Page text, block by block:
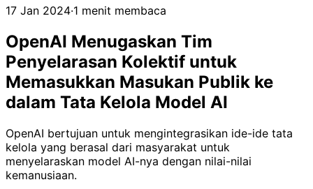
17 Jan 2024·1 menit membaca
OpenAI Menugaskan Tim
Penyelarasan Kolektif untuk
Memasukkan Masukan Publik ke
dalam Tata Kelola Model AI
OpenAI bertujuan untuk mengintegrasikan ide-ide tata
kelola yang berasal dari masyarakat untuk
menyelaraskan model AI-nya dengan nilai-nilai
kemanusiaan.